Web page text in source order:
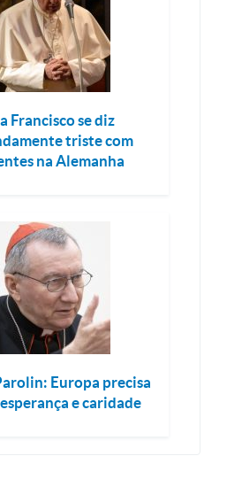
Francisco se diz
triste com
na Alemanha
Europa precisa
e caridade